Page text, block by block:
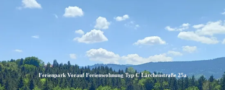
Inhalt
Suche
Footer
Ferienpark Vorauf Ferienwohnung Typ C Lärchenstraße 25a